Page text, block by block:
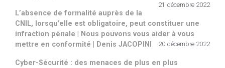
21 décembre 2022
L’absence de formalité auprès de la
CNIL, lorsqu’elle est obligatoire, peut constituer une
infraction pénale | Nous pouvons vous aider à vous
mettre en conformité | Denis JACOPINI
20 décembre 2022
Cyber-Sécurité : des menaces de plus en plus